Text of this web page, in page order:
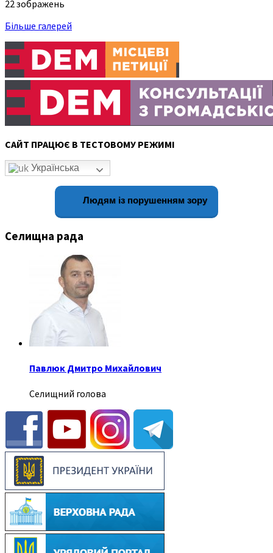
22 зображень
Більше галерей
САЙТ ПРАЦЮЄ В ТЕСТОВОМУ РЕЖИМІ
Українська
Людям із порушенням зору
Селищна рада
Павлюк Дмитро Михайлович
Селищний голова